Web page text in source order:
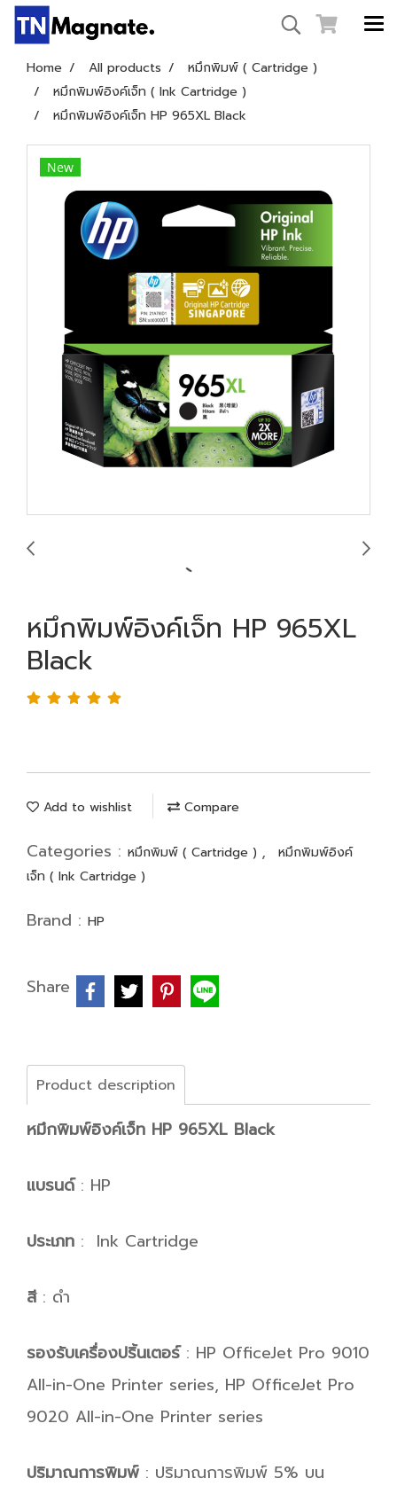
Home All products
หมึกพิมพ์ ( Cartridge )
หมึกพิมพ์อิงค์เจ็ท ( Ink Cartridge )
หมึกพิมพ์อิงค์เจ็ท HP 965XL Black
New
หมึกพิมพ์อิงค์เจ็ท HP 965XL
Black
Add to wishlist Compare
Categories : หมึกพิมพ์ ( Cartridge ) ,
หมึกพิมพ์อิงค์
เจ็ท ( Ink Cartridge )
Brand : HP
Share
Product description
หมึกพิมพ์อิงค์เจ็ท HP 965XL Black
แบรนด์: HP
ประเภท : Ink Cartridge
สี: ดำ
รองรับเครื่องปริ้นเตอร์: HP OfficeJet Pro 9010
All-in-One Printer series, HP OfficeJet Pro
9020 All-in-One Printer series
ปริมาณการพิมพ์ : ปริมาณการพิมพ์ 5% บน